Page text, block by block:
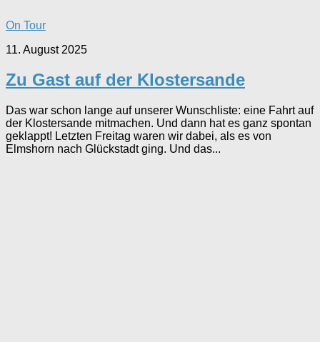
On Tour
11. August 2025
Zu Gast auf der Klostersande
Das war schon lange auf unserer Wunschliste: eine Fahrt auf
der Klostersande mitmachen. Und dann hat es ganz spontan
geklappt! Letzten Freitag waren wir dabei, als es von
Elmshorn nach Glückstadt ging. Und das...